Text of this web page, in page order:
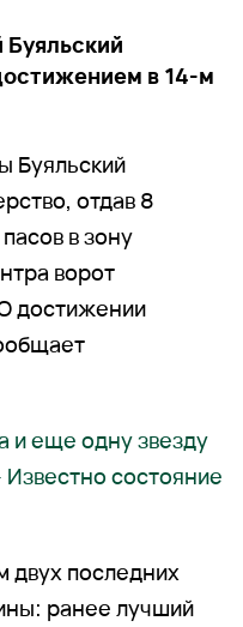
в 14-м
Буяльский
отдав 8
в зону
ворот
достижении
и еще одну звезду
Известно состояние
двух последних
ранее лучший